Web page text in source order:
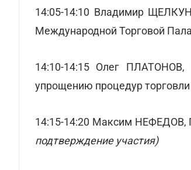
14:05-14:10 Владимир
Международной Торговой
14:10-14:15 Олег
упрощению процедур
14:15-14:20 Максим НЕФЕДОВ,
подтверждение участия)